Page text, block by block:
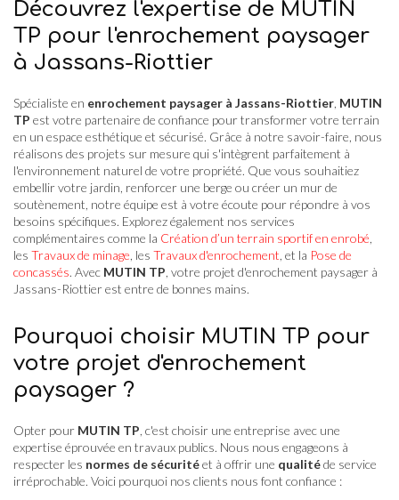
Découvrez l'expertise de MUTIN
TP pour l'enrochement paysager
à Jassans-Riottier
Spécialiste en enrochement paysager à Jassans-Riottier MUTIN
TP est votre partenaire de confiance pour transformer votre terrain
en un espace esthétique et sécurisé. Grâce à notre savoir-faire, nous
réalisons des projets sur mesure qui s'intègrent parfaitement à
l'environnement naturel de votre propriété. Que vous souhaitiez
embellir votre jardin, renforcer une berge ou créer un mur de
soutènement, notre équipe est à votre écoute pour répondre à vos
besoins spécifiques. Explorez également nos services
complémentaires comme la Création d’un terrain sportif en enrobé
les Travaux de minage , les Travaux d'enrochement , et la Pose de
concassés. Avec MUTIN TP , votre projet d'enrochement paysager à
Jassans-Riottier est entre de bonnes mains.
Pourquoi choisir MUTIN TP pour
votre projet d'enrochement
paysager ?
Opter pour MUTIN TP , c'est choisir une entreprise avec une
expertise éprouvée en travaux publics. Nous nous engageons à
respecter les normes de sécuritéet à offrir une qualitéde service
irréprochable. Voici pourquoi nos clients nous font confiance :